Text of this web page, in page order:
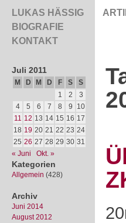
LUKAS HÄSSIG
BIOGRAFIE
KONTAKT
Juli 2011
M D M D F S
S
1
2
3
4
5 6 7 8 9
10
11 12 13 14 15 16 17
18 19 20 21 22 23 24
25 26 27 28 29 30 31
« Juni
Okt. »
Kategorien
Allgemein (428)
Archiv
Juni 2014
August 2012